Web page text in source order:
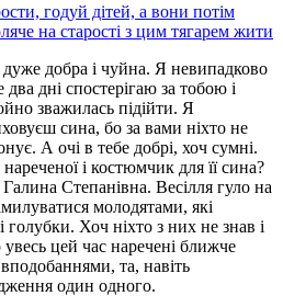
годуй дітей, а вони потім
на старості з цим тягарем жити
добра і чуйна. Я невипадково
дні спостерігаю за тобою і
зважилась підійти. Я
сина, бо за вами ніхто не
А очі в тебе добрі, хоч сумні.
і костюмчик для її сина?
Степанівна. Весілля гуло на
молодятами, які
голубки. Хоч ніхто з них не знав і
цей час наречені ближче
та, навіть
один одного.